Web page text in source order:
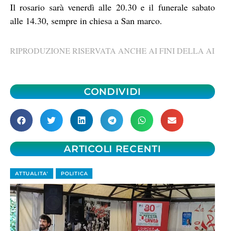
Il rosario sarà venerdì alle 20.30 e il funerale sabato
alle 14.30, sempre in chiesa a San marco.
RIPRODUZIONE RISERVATA ANCHE AI FINI DELLA AI
CONDIVIDI
ARTICOLI RECENTI
ATTUALITA' POLITICA